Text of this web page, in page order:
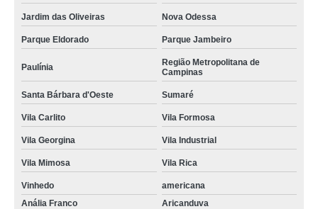
Jardim das Oliveiras Nova Odessa
Parque Eldorado Parque Jambeiro
Paulínia
Região Metropolitana de
Campinas
Santa Bárbara d'Oeste Sumaré
Vila Carlito Vila Formosa
Vila Georgina Vila Industrial
Vila Mimosa Vila Rica
Vinhedo
americana
Anália Franco
Aricanduva